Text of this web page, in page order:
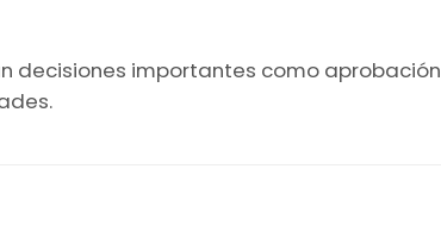
decisiones importantes como aprobación